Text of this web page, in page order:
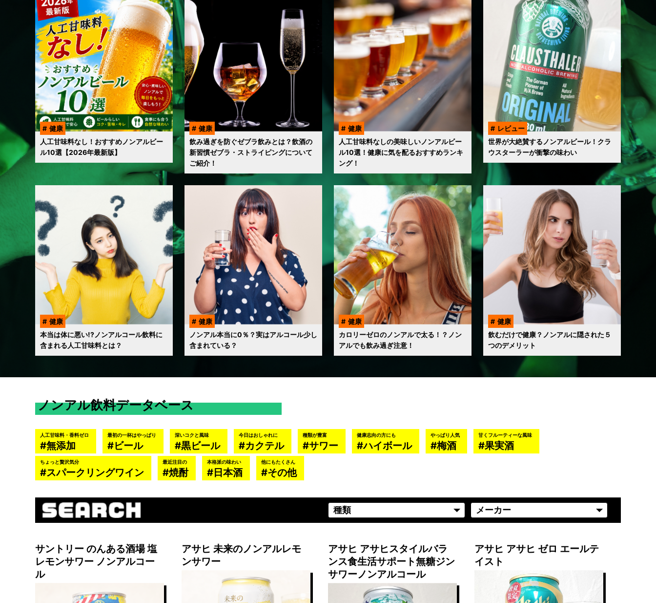
人工甘味料なし！おすすめノンアルビー
ル10選【2026年最新版】
健康
飲み過ぎを防ぐゼブラ飲みとは？飲酒の
新習慣ゼブラ・ストライピングについて
ご紹介！
健康
人工甘味料なしの美味しいノンアルビー
ル10選！健康に気を配るおすすめランキ
ング！
健康
世界が大絶賛するノンアルビール！クラ
ウスターラーが衝撃の味わい
レビュー
本当は体に悪い!?ノンアルコール飲料に
含まれる人工甘味料とは？
健康
ノンアル本当に0％？実はアルコール少し
含まれている？
健康
カロリーゼロのノンアルで太る！？ノン
アルでも飲み過ぎ注意！
健康
飲むだけで健康？ノンアルに隠された５
つのデメリット
健康
ノンアル飲料データベース
人工甘味料・香料ゼロ
無添加
最初の一杯はやっぱり
ビール
深いコクと風味
黒ビール
今日はおしゃれに
カクテル
種類が豊富
サワー
健康志向の方にも
ハイボール
やっぱり人気
梅酒
甘くフルーティーな風味
果実酒
ちょっと贅沢気分
スパークリングワイン
最近注目の
焼酎
本格派の味わい
日本酒
他にもたくさん
その他
サントリー のんある酒場 塩
レモンサワー ノンアルコー
ル
アサヒ 未来のノンアルレモ
ンサワー
アサヒ アサヒスタイルバラ
ンス食生活サポート無糖ジン
サワーノンアルコール
アサヒ アサヒ ゼロ エールテ
イスト